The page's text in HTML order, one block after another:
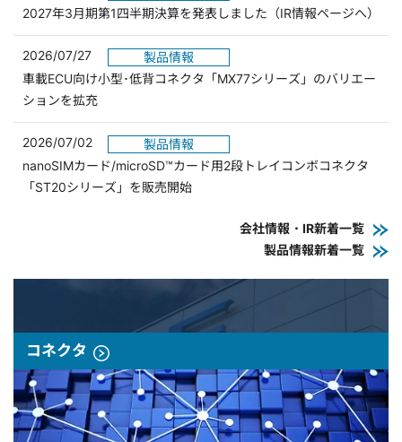
2027年3月期第1四半期決算を発表しました（IR情報ページへ）
2026/07/27
製品情報
車載ECU向け小型･低背コネクタ「MX77シリーズ」のバリエー
ションを拡充
2026/07/02
製品情報
nanoSIMカード/microSD™カード用2段トレイコンボコネクタ
「ST20シリーズ」を販売開始
会社情報・IR新着一覧
製品情報新着一覧
コネクタ